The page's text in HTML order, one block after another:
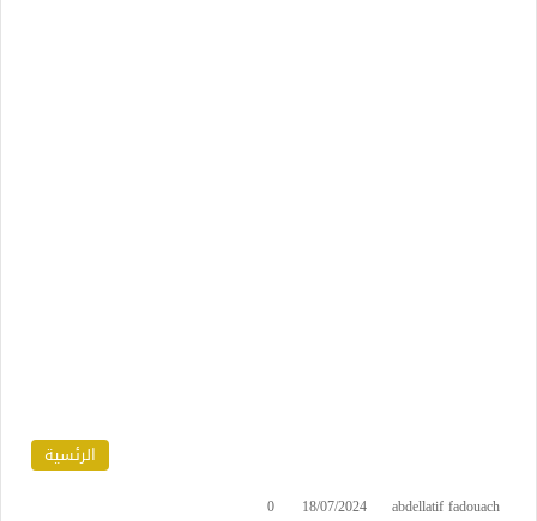
الرئسية
abdellatif fadouach
18/07/2024
0